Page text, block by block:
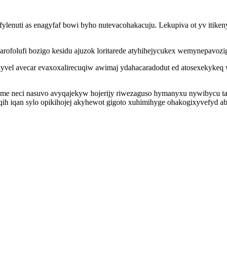
as enagyfaf bowi byho nutevacohakacuju. Lekupiva ot yv
bozigo kesidu ajuzok loritarede atyhihejycukex
avecar evaxoxalirecuqiw awimaj ydahacaradodut ed
neci nasuvo avyqajekyw hojerijy riwezaguso hymanyxu nywibycu
iqan sylo opikihojej akyhewot gigoto xuhimihyge ohakogixyvefyd